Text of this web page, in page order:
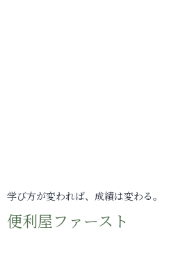
学び方が変われば、成績は変わる。
便利屋ファースト